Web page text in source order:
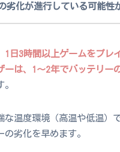
劣化が進行している可能性
1日3時間以上ゲームをプレ
ーは、1～2年でバッテリー
な温度環境（高温や低温）
の劣化を早めます。